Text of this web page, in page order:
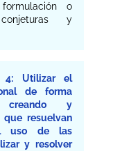
o
y
4: Utilizar el
de forma
creando y
que resuelvan
uso de las
y resolver